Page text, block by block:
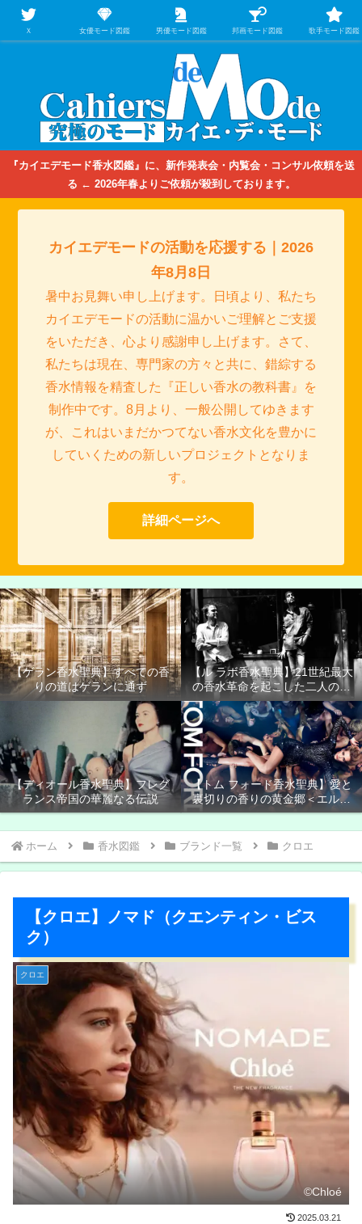
【映画/音楽の中のファッション＆香水】を徹底的に分析するファッション＆ア
パレル業界人のための学習サイト
『カイエデモード香水図鑑』に、新作発表会・内覧会・コンサル依頼を送
る ← 2026年春よりご依頼が殺到しております。
カイエデモードの活動を応援する｜2026
年8月8日
暑中お見舞い申し上げます。日頃より、私たち
カイエデモードの活動に温かいご理解とご支援
をいただき、心より感謝申し上げます。さて、
私たちは現在、専門家の方々と共に、錯綜する
香水情報を精査した『正しい香水の教科書』を
制作中です。8月より、一般公開してゆきます
が、これはいまだかつてない香水文化を豊かに
していくための新しいプロジェクトとなりま
す。
詳細ページへ
【ゲラン香水聖典】すべての香
りの道はゲランに通ず
【ル ラボ香水聖典】21世紀最大
の香水革命を起こした二人の男
たち
【ディオール香水聖典】フレグ
ランス帝国の華麗なる伝説
【トム フォード香水聖典】愛と
裏切りの香りの黄金郷＜エルド
ラド＞
ホーム 香水図鑑 ブランド一覧 クロエ
【クロエ】ノマド（クエンティン・ビス
ク）
クロエ
©Chloé
2025.03.21
Ｘ 女優モード図鑑 男優モード図鑑 邦画モード図鑑 歌手モード図鑑